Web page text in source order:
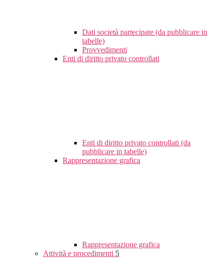
Dati società partecipate (da pubblicare in
tabelle)
Provvedimenti
Enti di diritto privato controllati
Enti di diritto privato controllati (da
pubblicare in tabelle)
Rappresentazione grafica
Rappresentazione grafica
Attività e procedimenti 5